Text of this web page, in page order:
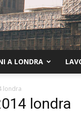
A LONDRA
londra
londra